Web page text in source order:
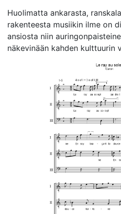
Huolimatta ankarasta,
rakenteesta musiikin ilme on
ansiosta niin
näkevinään kahden kulttuurin